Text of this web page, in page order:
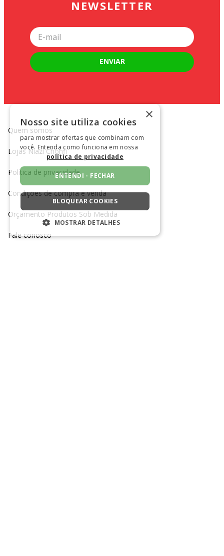
NEWSLETTER
ENVIAR
Quem somos
Lojas Niazi Chohfi
Política de privacidade
Condições de compra e venda
Orçamento Produtos Sob Medida
Fale conosco
×
Nosso site utiliza cookies
para mostrar ofertas que combinam com
você. Entenda como funciona em nossa
política de privacidade
ENTENDI - FECHAR
BLOQUEAR COOKIES
MOSTRAR DETALHES
ESTRITAMENTE NECESSÁRIOS